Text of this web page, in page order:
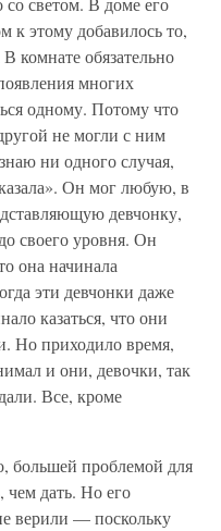
к этому добавилось то,
комнате обязательно
многих
одному. Потому что
не могли с ним
ни одного случая,
Он мог любую, в
девчонку,
своего уровня. Он
она начинала
эти девчонки даже
казаться, что они
Но приходило время,
и они, девочки, так
Все, кроме
проблемой для
чем дать. Но его
верили — поскольку